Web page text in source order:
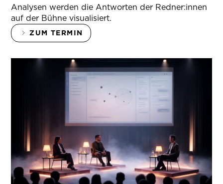
Analysen werden die Antworten der Redner:innen
auf der Bühne visualisiert.
ZUM TERMIN